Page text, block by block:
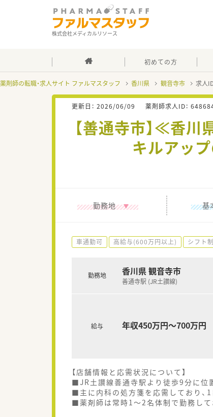
株式会社メディカルリソース
初めての方
薬剤師の転職・求人サイト ファルマスタッフ 香川県 観音寺市 求人
更新日： 2026/06/09 薬剤師求人ID：
【善通寺市】≪香
キルアッ
勤務地 基
車通勤可 高給与(600万円以上) シフト制
勤務地 香川県 観音寺市
善通寺駅 (JR土讃線)
給与 年収450万円～700万円
【店舗情報と応需状況について】
■JR土讃線善通寺駅より徒歩9分に位
■主に内科の処方箋を応需しており、
■薬剤師は常時1～2名体制で勤務して